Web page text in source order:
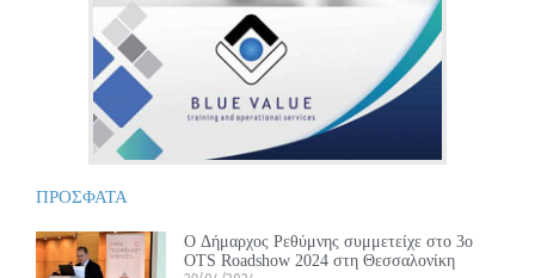
ΠΡΟΣΦΑΤΑ
Ο Δήμαρχος Ρεθύμνης συμμετείχε στο 3ο
OTS Roadshow 2024 στη Θεσσαλονίκη